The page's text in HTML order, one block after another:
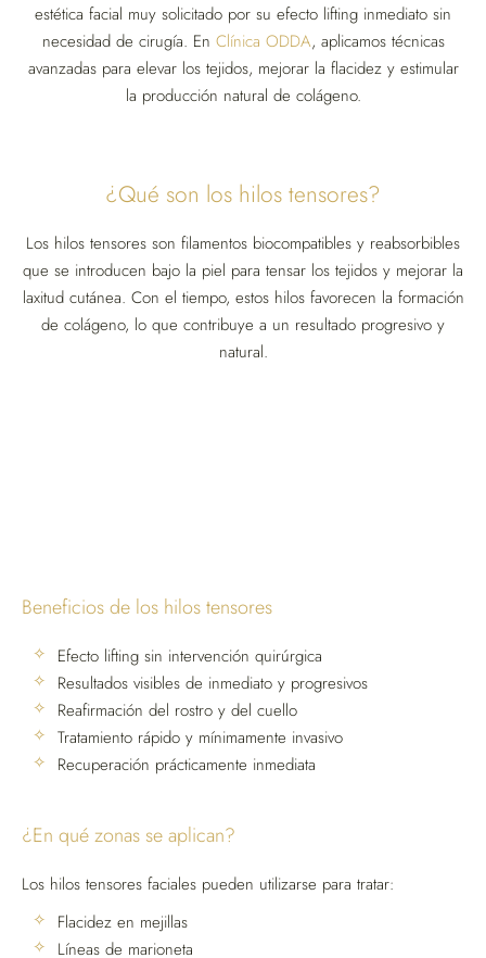
estética facial muy solicitado por su efecto lifting inmediato sin
necesidad de cirugía. En Clínica ODDA, aplicamos técnicas
avanzadas para elevar los tejidos, mejorar la flacidez y estimular
la producción natural de colágeno.
¿Qué son los hilos tensores?
Los hilos tensores son filamentos biocompatibles y reabsorbibles
que se introducen bajo la piel para tensar los tejidos y mejorar la
laxitud cutánea. Con el tiempo, estos hilos favorecen la formación
de colágeno, lo que contribuye a un resultado progresivo y
natural.
Beneficios de los hilos tensores
Efecto lifting sin intervención quirúrgica
Resultados visibles de inmediato y progresivos
Reafirmación del rostro y del cuello
Tratamiento rápido y mínimamente invasivo
Recuperación prácticamente inmediata
¿En qué zonas se aplican?
Los hilos tensores faciales pueden utilizarse para tratar:
Flacidez en mejillas
Líneas de marioneta